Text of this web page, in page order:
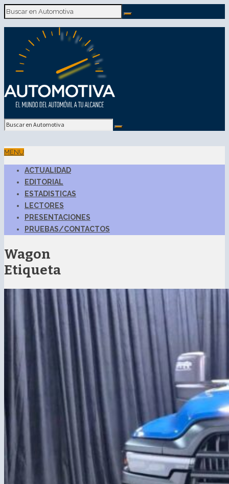
MENU
ACTUALIDAD
EDITORIAL
ESTADISTICAS
LECTORES
PRESENTACIONES
PRUEBAS/CONTACTOS
Wagon
Etiqueta